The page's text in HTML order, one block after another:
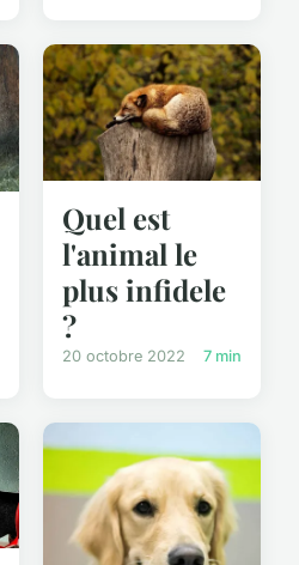
Quel est
l'animal le
plus infidele
?
20 octobre 2022 7 min